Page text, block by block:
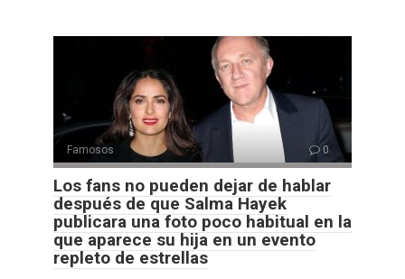
Famosos 0
Los fans no pueden dejar de hablar
después de que Salma Hayek
publicara una foto poco habitual en la
que aparece su hija en un evento
repleto de estrellas